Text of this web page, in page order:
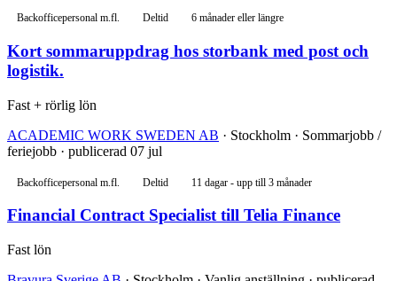
Backofficepersonal m.fl. Deltid 6 månader eller längre
Kort sommaruppdrag hos storbank med post och
logistik.
Fast + rörlig lön
ACADEMIC WORK SWEDEN AB · Stockholm · Sommarjobb /
feriejobb · publicerad 07 jul
Backofficepersonal m.fl. Deltid 11 dagar - upp till 3 månader
Financial Contract Specialist till Telia Finance
Fast lön